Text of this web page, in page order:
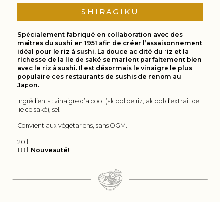
SHIRAGIKU
Spécialement fabriqué en collaboration avec des
maîtres du sushi en 1951 afin de créer l’assaisonnement
idéal pour le riz à sushi. La douce acidité du riz et la
richesse de la lie de saké se marient parfaitement bien
avec le riz à sushi. Il est désormais le vinaigre le plus
populaire des restaurants de sushis de renom au
Japon.
Ingrédients : vinaigre d’alcool (alcool de riz, alcool d’extrait de
lie de saké), sel.
Convient aux végétariens, sans OGM.
20 l
1.8 l Nouveauté!